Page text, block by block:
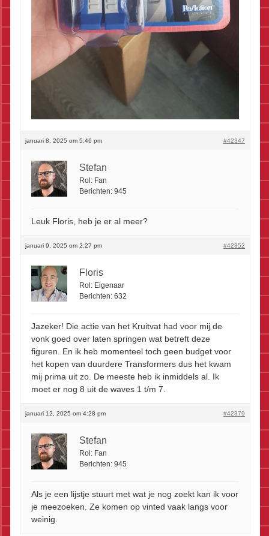
januari 8, 2025 om 5:46 pm #42347
Stefan
Rol: Fan
Berichten: 945
Leuk Floris, heb je er al meer?
januari 9, 2025 om 2:27 pm #42352
Floris
Rol: Eigenaar
Berichten: 632
Jazeker! Die actie van het Kruitvat had voor mij de
vonk goed over laten springen wat betreft deze
figuren. En ik heb momenteel toch geen budget voor
het kopen van duurdere Transformers dus het kwam
mij prima uit zo. De meeste heb ik inmiddels al. Ik
moet er nog 8 uit de waves 1 t/m 7.
januari 12, 2025 om 4:28 pm #42379
Stefan
Rol: Fan
Berichten: 945
Als je een lijstje stuurt met wat je nog zoekt kan ik voor
je meezoeken. Ze komen op vinted vaak langs voor
weinig.